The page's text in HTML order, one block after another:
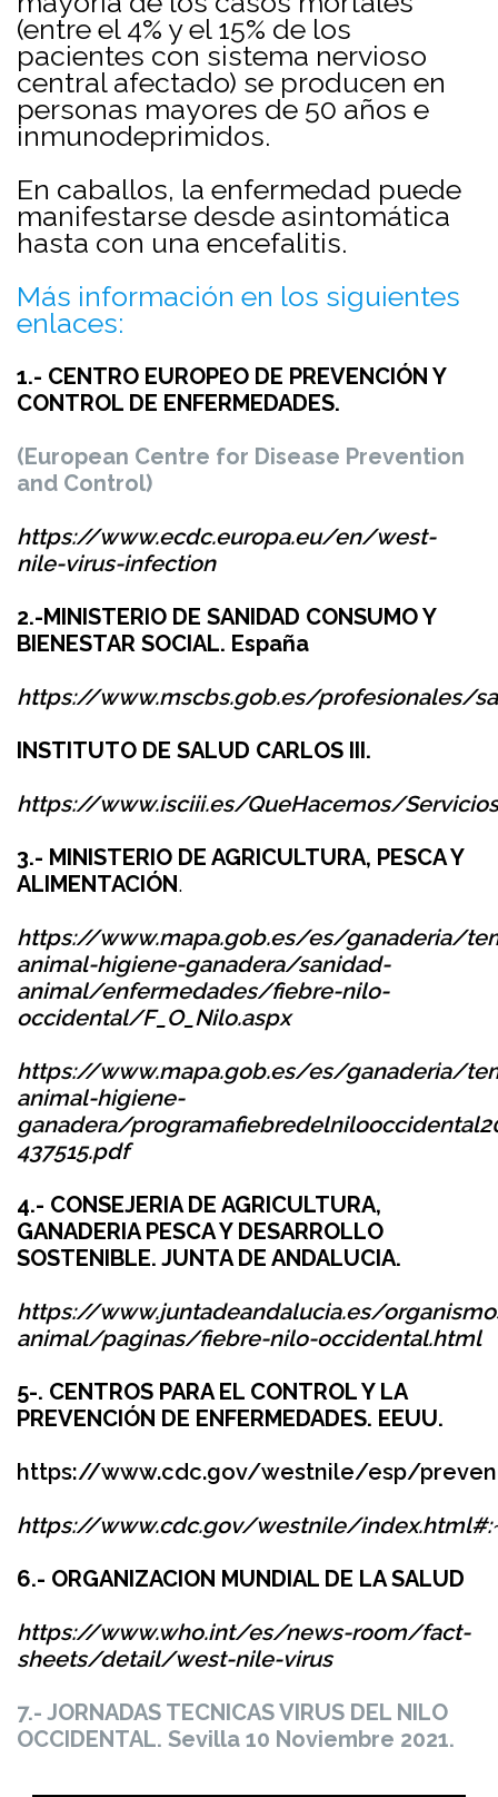
(entre el 4% y el 15% de los
pacientes con sistema nervioso
central afectado) se producen en
personas mayores de 50 años e
inmunodeprimidos.
En caballos, la enfermedad puede
manifestarse desde asintomática
hasta con una encefalitis.
Más información en los siguientes
enlaces:
1.- CENTRO EUROPEO DE PREVENCIÓN Y
CONTROL DE ENFERMEDADES.
(European Centre for Disease Prevention
and Control)
https://www.ecdc.europa.eu/en/west-
nile-virus-infection
2.-MINISTERIO DE SANIDAD CONSUMO Y
BIENESTAR SOCIAL. España
https://www.mscbs.gob.es/profesionales/
INSTITUTO DE SALUD CARLOS III.
https://www.isciii.es/QueHacemos/
3.- MINISTERIO DE AGRICULTURA, PESCA Y
ALIMENTACIÓN.
https://www.mapa.gob.es/es/ganaderia/
animal-higiene-ganadera/sanidad-
animal/enfermedades/fiebre-nilo-
occidental/F_O_Nilo.aspx
https://www.mapa.gob.es/es/ganaderia/
animal-higiene-
ganadera/
437515.pdf
4.- CONSEJERIA DE AGRICULTURA,
GANADERIA PESCA Y DESARROLLO
SOSTENIBLE. JUNTA DE ANDALUCIA.
https://www.juntadeandalucia.es/
animal/paginas/fiebre-nilo-occidental.html
5-. CENTROS PARA EL CONTROL Y LA
PREVENCIÓN DE ENFERMEDADES. EEUU.
https://www.cdc.gov/westnile/esp/
https://www.cdc.gov/westnile/
6.- ORGANIZACION MUNDIAL DE LA SALUD
https://www.who.int/es/news-room/fact-
sheets/detail/west-nile-virus
7.- JORNADAS TECNICAS VIRUS DEL NILO
OCCIDENTAL. Sevilla 10 Noviembre 2021.